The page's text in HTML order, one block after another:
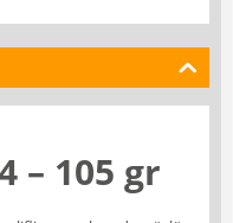
– 105 gr